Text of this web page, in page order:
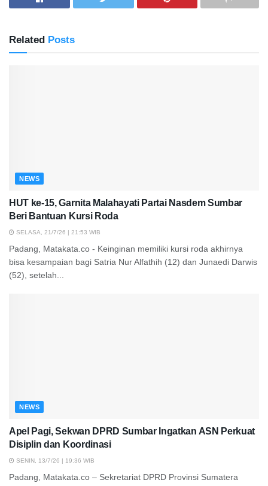
Related Posts
NEWS
HUT ke-15, Garnita Malahayati Partai Nasdem Sumbar
Beri Bantuan Kursi Roda
SELASA, 21/7/26 | 21:53 WIB
Padang, Matakata.co - Keinginan memiliki kursi roda akhirnya
bisa kesampaian bagi Satria Nur Alfathih (12) dan Junaedi Darwis
(52), setelah...
NEWS
Apel Pagi, Sekwan DPRD Sumbar Ingatkan ASN Perkuat
Disiplin dan Koordinasi
SENIN, 13/7/26 | 19:36 WIB
Padang, Matakata.co – Sekretariat DPRD Provinsi Sumatera